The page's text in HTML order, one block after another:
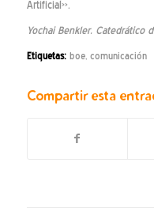
Artificial».
Yochai Benkler. Catedrático
Etiquetas: boe, comunicación
Compartir esta